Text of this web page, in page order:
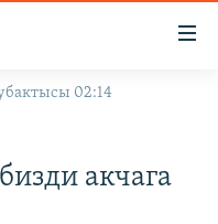
02:14
акчага